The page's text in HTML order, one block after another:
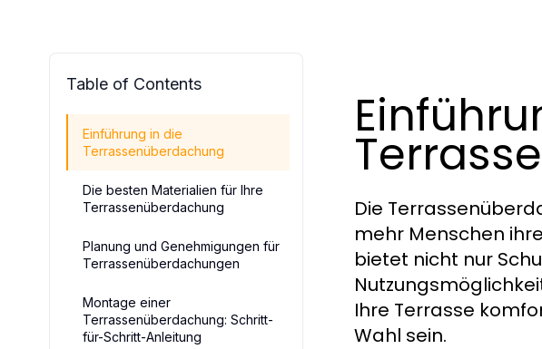
Table of Contents
Einführung in die
Terrassenüberdachung
Die besten Materialien für Ihre
Terrassenüberdachung
Planung und Genehmigungen für
Terrassenüberdachungen
Montage einer
Terrassenüberdachung: Schritt-
für-Schritt-Anleitung
Die
mehr Menschen
bietet nicht nur
Ihre Terrasse
Wahl sein.